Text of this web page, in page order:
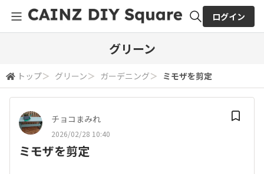
検索
ログイン
グリーン
トップ＞ グリーン＞ ガーデニング＞ ミモザを剪定
チョコまみれ
2026/02/28 10:40
ミモザを剪定